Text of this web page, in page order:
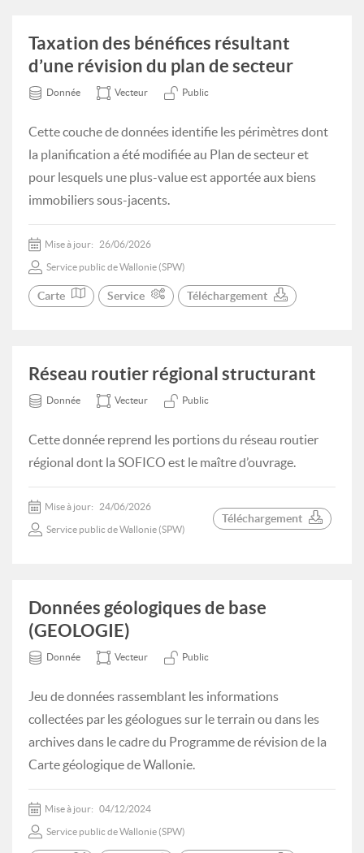
Taxation des bénéfices résultant
d’une révision du plan de secteur
Donnée Vecteur Public
Cette couche de données identifie les périmètres dont
la planification a été modifiée au Plan de secteur et
pour lesquels une plus-value est apportée aux biens
immobiliers sous-jacents.
Mise à jour: 26/06/2026
Service public de Wallonie (SPW)
Carte Service Téléchargement
Réseau routier régional structurant
Donnée Vecteur Public
Cette donnée reprend les portions du réseau routier
régional dont la SOFICO est le maître d’ouvrage.
Mise à jour: 24/06/2026
Service public de Wallonie (SPW)
Téléchargement
Données géologiques de base
(GEOLOGIE)
Donnée Vecteur Public
Jeu de données rassemblant les informations
collectées par les géologues sur le terrain ou dans les
archives dans le cadre du Programme de révision de la
Carte géologique de Wallonie.
Mise à jour: 04/12/2024
Service public de Wallonie (SPW)